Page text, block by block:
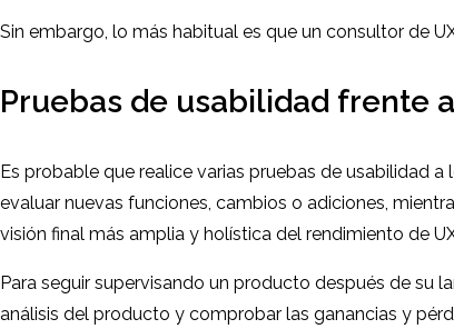
Sin embargo, lo más habitual es que un consultor de
Pruebas de usabilidad frente
Es probable que realice varias pruebas de usabilidad
evaluar nuevas funciones, cambios o adiciones,
visión final más amplia y holística del rendimiento de
Para seguir supervisando un producto después de su
análisis del producto y comprobar las ganancias y